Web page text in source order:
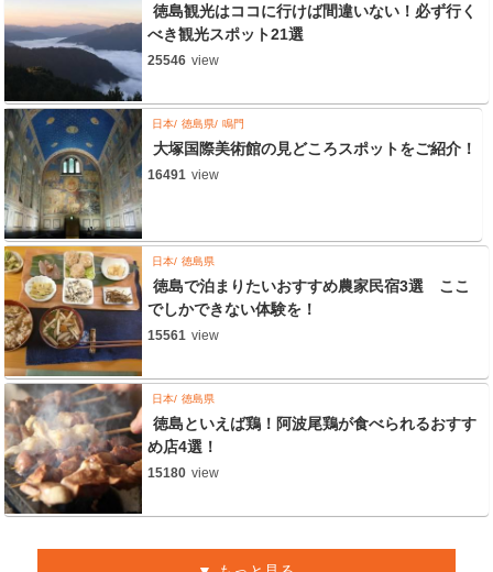
徳島観光はココに行けば間違いない！必ず行く
べき観光スポット21選
25546 view
日本 徳島県 鳴門
大塚国際美術館の見どころスポットをご紹介！
16491 view
日本 徳島県
徳島で泊まりたいおすすめ農家民宿3選 ここ
でしかできない体験を！
15561 view
日本 徳島県
徳島といえば鶏！阿波尾鶏が食べられるおすす
め店4選！
15180 view